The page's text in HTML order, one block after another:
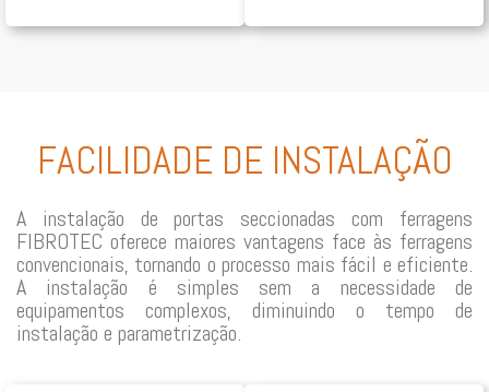
FACILIDADE DE INSTALAÇÃO
A instalação de portas seccionadas com ferragens
FIBROTEC oferece maiores vantagens face às ferragens
convencionais, tornando o processo mais fácil e eficiente.
A instalação é simples sem a necessidade de
equipamentos complexos, diminuindo o tempo de
instalação e parametrização.